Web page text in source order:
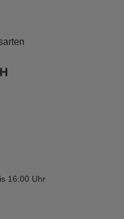
16:00 Uhr